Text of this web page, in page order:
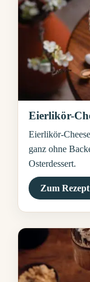
Eierlikör-
Eierlikör-
ganz ohne
Osterdessert.
Zum Rezept